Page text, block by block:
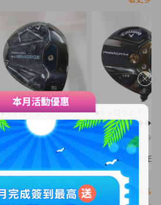
■キャロウェイ
■PARADYM Ai SMOKE
MAX
5W■5W■S■SPEEDER
NX BLACK 50■中古■1円
～
11,100円NT2,402
出價31 剩餘 2日
■キャロウェイ
■PARADYM ◆◆◆
for CW(PARADYM
訳有中古■1円～
5,775円NT1,249
出價28 2日
看更多